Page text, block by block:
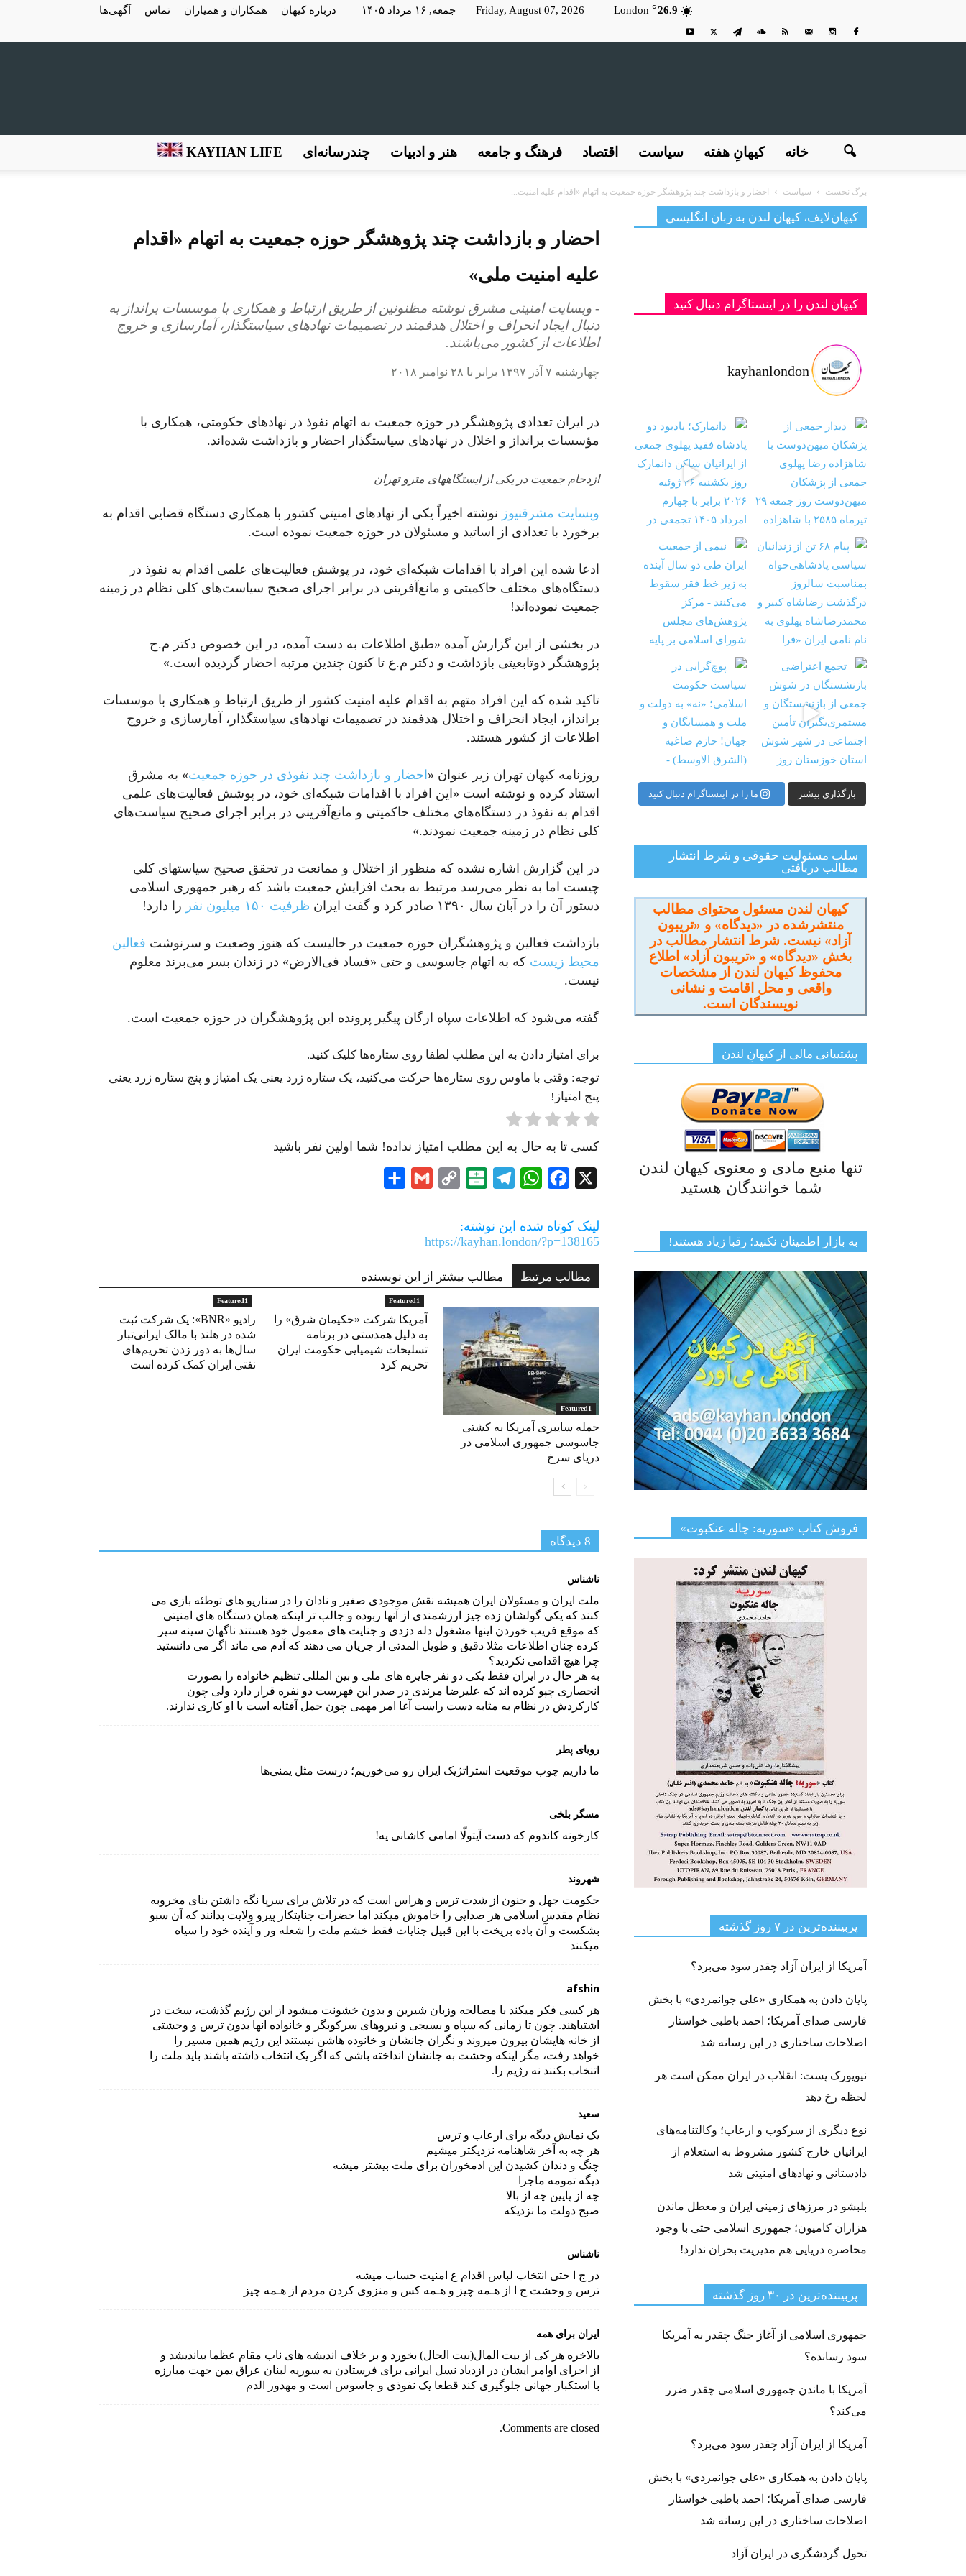
26.9
C
London Friday, August 07, 2026 جمعه, ۱۶ مرداد ۱۴۰۵ درباره کیهان همکاران و همیاران تماس آگهی‌ها
KayhanLondon
لندن
KAYHAN LIFE چندرسانه‌ای هنر و ادبیات فرهنگ و جامعه اقتصاد سیاست کیهانِ هفته خانه
برگ نخست سیاست احضار و بازداشت چند پژوهشگر حوزه جمعیت به اتهام «اقدام علیه امنیت...
احضار و بازداشت چند پژوهشگر حوزه جمعیت به اتهام «اقدام
علیه امنیت ملی»
- وبسایت امنیتی مشرق نوشته مظنونین از طریق ارتباط و همکاری با موسسات برانداز به
دنبال ایجاد انحراف و اختلال هدفمند در تصمیمات نهادهای سیاستگذار، آمارسازی و خروج
اطلاعات از کشور می‌باشند.
چهارشنبه ۷ آذر ۱۳۹۷ برابر با ۲۸ نوامبر ۲۰۱۸
در ایران تعدادی پژوهشگر در حوزه جمعیت به اتهام نفوذ در نهادهای حکومتی، همکاری با
مؤسسات برانداز و اخلال در نهادهای سیاستگذار احضار و بازداشت شده‌اند.
ازدحام جمعیت در یکی از ایستگاه‎های مترو تهران
وبسایت مشرق‎نیوز
نوشته اخیراً یکی از نهادهای امنیتی کشور با همکاری دستگاه قضایی اقدام به
برخورد با تعدادی از اساتید و مسئولان در حوزه جمعیت نموده است.
ادعا شده این افراد با اقدامات شبکه‌ای خود، در پوشش فعالیت‌های علمی اقدام به نفوذ در
دستگاه‌های مختلف حاکمیتی و مانع‌آفرینی در برابر اجرای صحیح سیاست‌های کلی نظام در زمینه
جمعیت نموده‌اند!
در بخشی از این گزارش آمده «طبق اطلاعات به دست آمده، در این خصوص دکتر م.ح
پژوهشگر دوتابعیتی بازداشت و دکتر م.ع تا کنون چندین مرتبه احضار گردیده است.»
تاکید شده که این افراد متهم به اقدام علیه امنیت کشور از طریق ارتباط و همکاری با موسسات
برانداز، ایجاد انحراف و اختلال هدفمند در تصمیمات نهادهای سیاستگذار، آمارسازی و خروج
اطلاعات از کشور هستند.
روزنامه کیهان تهران زیر عنوان « احضار و بازداشت چند نفوذی در حوزه جمعیت» به مشرق
استناد کرده و نوشته است «این افراد با اقدامات شبکه‌ای خود، در پوشش فعالیت‌های علمی
اقدام به نفوذ در دستگاه‌های مختلف حاکمیتی و مانع‌آفرینی در برابر اجرای صحیح سیاست‌های
کلی نظام در زمینه جمعیت نمودند.»
در این گزارش اشاره نشده که منظور از اختلال و ممانعت در تحقق صحیح سیاست‎های کلی
چیست اما به نظر می‌‏رسد مرتبط به بحث افزایش جمعیت باشد که رهبر جمهوری اسلامی
دستور آن را در آبان سال ۱۳۹۰ صادر کرد و گفت ایران
ظرفیت ۱۵۰ میلیون نفر را دارد!
بازداشت فعالین و پژوهشگران حوزه جمعیت در حالیست که هنوز وضعیت و سرنوشت فعالین
محیط زیست که به اتهام جاسوسی و حتی «فساد فی‌الارض» در زندان بسر می‌برند معلوم
نیست.
گفته می‌شود که اطلاعات سپاه ارگان پیگیر پرونده این پژوهشگران در حوزه جمعیت است.
برای امتیاز دادن به این مطلب لطفا روی ستاره‌ها کلیک کنید.
توجه: وقتی با ماوس روی ستاره‌ها حرکت می‌کنید، یک ستاره زرد یعنی یک امتیاز و پنج ستاره زرد یعنی
پنج امتیاز!
کسی تا به حال به این مطلب امتیاز نداده! شما اولین نفر باشید
X
Facebook
WhatsApp
Telegram
Balatarin
Copy
Gmail
لینک کوتاه شده این نوشته:
https://kayhan.london/?p=138165
مطالب مرتبط مطالب بیشتر از این نویسنده
Featured1
رادیو «BNR»: یک شرکت ثبت
شده در هلند با مالک ایرانی‌تبار
سال‌ها به دور زدن تحریم‌های
نفتی ایران کمک کرده است
Featured1
آمریکا شرکت «حکیمان شرق» را
به دلیل همدستی در برنامه
تسلیحات شیمیایی حکومت ایران
تحریم کرد
Featured1
حمله سایبری آمریکا به کشتی
جاسوسی جمهوری اسلامی در
دریای سرخ
8 دیدگاه‌
ناشناس
ملت ایران و مسئولان ایران همیشه نقش موجودی صغیر و نادان را در سناریو های توطئه بازی می
کنند که یکی گولشان زده چیز ارزشمندی از آنها ربوده و جالب تر اینکه همان دستگاه های امنیتی
که موقع فریب خوردن اینها مشغول دله دزدی و جنایت های معمول خود هستند ناگهان سینه سپر
کرده چنان اطلاعات مثلا دقیق و طویل المدتی از جریان می دهند که آدم می ماند اگر می دانستید
چرا هیچ اقدامی نکردید؟
به هر حال در ایران فقط یکی دو نفر جایزه های ملی و بین المللی تنظیم خانواده را بصورت
انحصاری چپو کرده اند که علیرضا مرندی در صدر این فهرست دو نفره قرار دارد ولی چون
کارکردش در نظام به مثابه دست راست آغا امر مهمی چون حمل آفتابه است با او کاری ندارند.
رويای پطر
ما داریم چوب موقعیت استراتژیک ایران رو می‌خوریم؛ درست مثل یمنی‌ها
مسگر بلخی
کارخونه کاندوم که دست آیتولّا امامی کاشانی یه!
شهروند
حکومت جهل و جنون از شدت ترس و هراس است که در تلاش برای سرپا نگه داشتن بنای مخروبه
نظام مقدس اسلامی هر صدایی را خاموش میکند اما حضرات جنایتکار پیرو ولایت بدانند که آن سبو
بشکست و آن باده بریخت با این قبیل جنایات فقط خشم ملت را شعله ور و آینده خود را سیاه
میکنند
afshin
هر کسی فکر میکند با مصالحه وزبان شیرین و بدون خشونت میشود از این رژیم گذشت، سخت در
اشتباهند. چون تا زمانی که سپاه و بسیجی و نیروهای سرکوبگر و خانواده انها بدون ترس و وحشتی
از خانه هایشان بیرون میروند و نگران جانشان و خانوده هاشن نیستند این رژیم همین مسیر را
خواهد رفت، مگر اینکه وحشت به جانشان انداخته باشی که اگر یک انتخاب داشته باشند باید ملت را
اتنخاب بکنند نه رژیم را.
سعید
یک نمایش دیگه برای ارعاب و ترس
هر چه به آخر شاهنامه نزدیکتر میشیم
چنگ و دندان کشیدن این ادمخوران برای ملت بیشتر میشه
دیگه تمومه ماجرا
چه از پایین چه از بالا
صبح دولت ما نزدیکه
ناشناس
در ج ا حتى انتخاب لباس اقدام ع امنیت حساب میشه
ترس و وحشت ج ا از هـمه چیز و هـمه کس و منزوى کردن مردم از هـمه چیز
ایران برای همه
بالاخره هر کی از بیت المال(بیت الحال) بخورد و بر خلاف اندیشه های ناب مقام عظما بیاندیشد و
از اجرای اوامر ایشان در ازدیاد نسل ایرانی برای فرستادن به سوریه لبنان عراق یمن جهت مبارزه
با استکبار جهانی جلوگیری کند قطعا یک نفوذی و جاسوس است و مهدور الدم
Comments are closed.
کیهان‌لایف، کیهان لندن به زبان انگلیسی
کیهان لندن را در اینستاگرام دنبال کنید
kayhanlondon
‏‏‏ ‏‏ ‏ دانمارک؛ یادبود دو پادشاه فقید پهلوی ج
‏‏‏ ‏‏ ‏ نیمی از جمعیت ایران طی دو سال آینده به ز
‏‏‏ ‏‏ ‏ پوچ‌گرایی در سیاست حکومت اسلامی؛ «نه» به
بارگذاری بیشتر ما را در اینستاگرام دنبال کنید
سلب مسئولیت حقوقی و شرط انتشار
مطالب دریافتی
کیهان لندن مسئول محتوای مطالب
منتشرشده در «دیدگاه» و «تریبون
آزاد» نیست. شرط انتشار مطالب در
بخش «دیدگاه» و «تریبون آزاد» اطلاع
محفوظ کیهان لندن از مشخصات
واقعی و محل اقامت و نشانی
نویسندگان است.
پشتیبانی مالی از کیهانِ لندن
تنها منبع مادی و معنوی کیهان لندن
شما خوانندگان هستید
به بازار اطمینان نکنید؛ رقبا زیاد هستند!
فروش کتاب «سوریه: چاله عنکبوت»
پربیننده‌ترین‌ در ۷ روز گذشته
آمریکا از ایران آزاد چقدر سود می‌برد؟
پایان دادن به همکاری «علی جوانمردی» با بخش
فارسی صدای آمریکا؛ احمد باطبی خواستار
اصلاحات ساختاری در این رسانه شد
نیویورک پست: انقلاب در ایران ممکن است هر
لحظه رخ دهد
نوع دیگری از سرکوب و ارعاب؛ وکالتنامه‌های
ایرانیان خارج کشور مشروط به استعلام از
دادستانی و نهادهای امنیتی شد
بلبشو در مرزهای زمینی ایران و معطل ماندن
هزاران کامیون؛ جمهوری اسلامی حتی با وجود
محاصره دریایی هم مدیریت بحران ندارد!
پربیننده‌ترین‌ در ۳۰ روز گذشته
جمهوری اسلامی از آغاز جنگ چقدر به آمریکا
سود رسانده؟
آمریکا با ماندن جمهوری اسلامی چقدر ضرر
می‌کند؟
آمریکا از ایران آزاد چقدر سود می‌برد؟
پایان دادن به همکاری «علی جوانمردی» با بخش
فارسی صدای آمریکا؛ احمد باطبی خواستار
اصلاحات ساختاری در این رسانه شد
تحول گردشگری در ایران آزاد